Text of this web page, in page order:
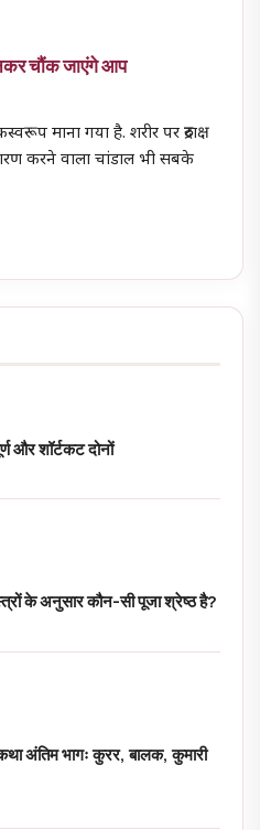
चौंक जाएंगे आप
माना गया है. शरीर पर रुद्राक्ष
करने वाला चांडाल भी सबके
और शॉर्टकट दोनों
के अनुसार कौन-सी पूजा श्रेष्ठ है?
अंतिम भागः कुरर, बालक, कुमारी